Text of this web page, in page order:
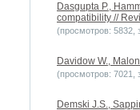
Dasgupta P.,
compatibility //
(просмотров: 5832,
Davidow W.,
(просмотров: 7021,
Demski J.S.,